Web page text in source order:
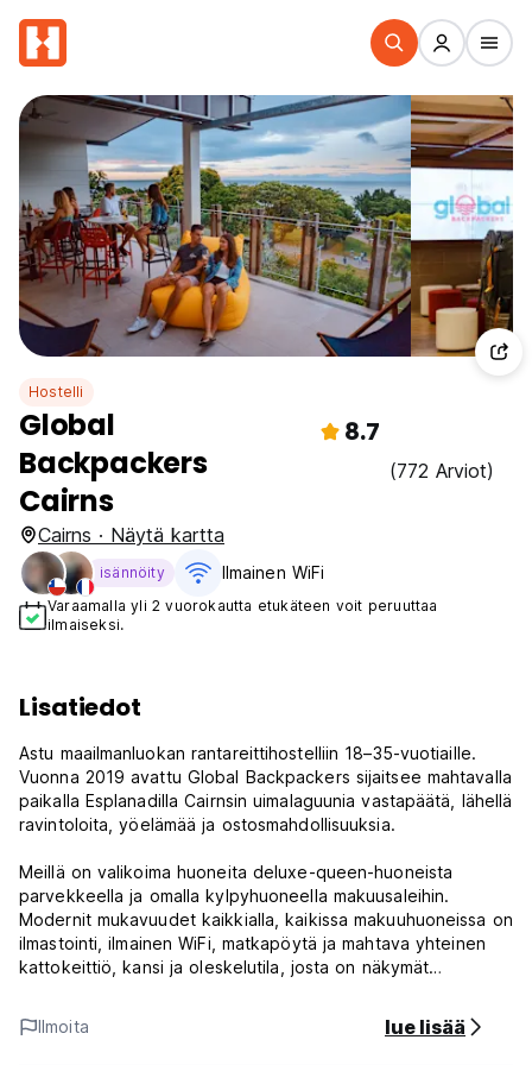
Hostelli
Global
Backpackers
Cairns
8.7
(772 Arviot)
Cairns · Näytä kartta
isännöity Ilmainen WiFi
Varaamalla yli 2 vuorokautta etukäteen voit peruuttaa
ilmaiseksi.
Lisatiedot
Astu maailmanluokan rantareittihostelliin 18–35-vuotiaille.
Vuonna 2019 avattu Global Backpackers sijaitsee mahtavalla
paikalla Esplanadilla Cairnsin uimalaguunia vastapäätä, lähellä
ravintoloita, yöelämää ja ostosmahdollisuuksia.
Meillä on valikoima huoneita deluxe-queen-huoneista
parvekkeella ja omalla kylpyhuoneella makuusaleihin.
Modernit mukavuudet kaikkialla, kaikissa makuuhuoneissa on
ilmastointi, ilmainen WiFi, matkapöytä ja mahtava yhteinen
kattokeittiö, kansi ja oleskelutila, josta on näkymät
rantatunnelmasta. Huoneen avaimella saat monia alennuksia
baareissa ja klubeissa.
Ilmoita lue lisää